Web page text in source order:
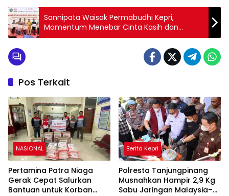
Sannipata Waisak Permabudhi Kepri,
Momentum Menebar Cinta Kasih dan
Memperkuat Toleransi
Pos Terkait
NASIONAL
Pertamina Patra Niaga
Gerak Cepat Salurkan
Bantuan untuk Korban
Berita Kepri
Polresta Tanjungpinang
Musnahkan Hampir 2,9 Kg
Sabu Jaringan Malaysia–